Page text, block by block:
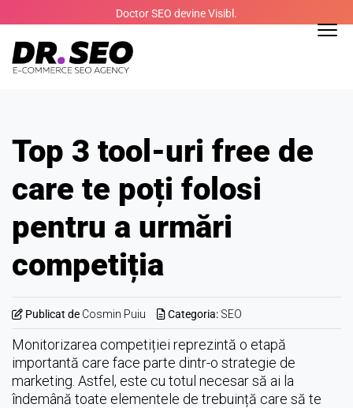
to
content
Doctor SEO devine Visibl.
Top 3 tool-uri free de
care te poți folosi
pentru a urmări
competiția
Publicat de Cosmin Puiu Categoria: SEO
Monitorizarea competiției reprezintă o etapă
importantă care face parte dintr-o strategie de
marketing. Astfel, este cu totul necesar să ai la
îndemână toate elementele de trebuință care să te